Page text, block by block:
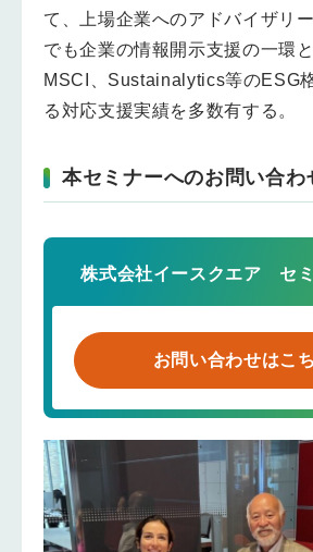
て、上場企業へのアドバイザリ
でも企業の情報開示支援の一環
MSCI、Sustainalytics等のESG
る対応支援実績を多数有する。
本セミナーへのお問い合わ
株式会社イースクエア セ
お問い合わせはこ